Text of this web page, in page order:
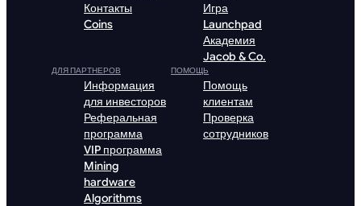
Контакты
Coins
Игра
Launchpad
Академия
Jacob & Co.
ДЛЯ ПАРТНЕРОВ
Информация
для инвесторов
Реферальная
программа
VIP программа
Mining
hardware
Algorithms
ПОМОЩЬ
Помощь
клиентам
Проверка
сотрудников